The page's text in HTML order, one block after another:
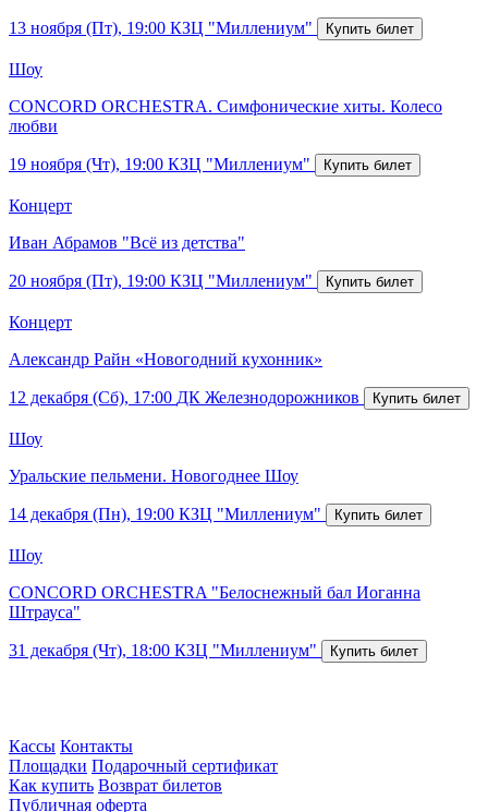
13 ноября (Пт), 19:00 КЗЦ "Миллениум"
Шоу
CONCORD ORCHESTRA. Симфонические хиты. Колесо
любви
19 ноября (Чт), 19:00 КЗЦ "Миллениум"
Концерт
Иван Абрамов "Всё из детства"
20 ноября (Пт), 19:00 КЗЦ "Миллениум"
Концерт
Александр Райн «Новогодний кухонник»
12 декабря (Сб), 17:00 ДК Железнодорожников
Шоу
Уральские пельмени. Новогоднее Шоу
14 декабря (Пн), 19:00 КЗЦ "Миллениум"
Шоу
CONCORD ORCHESTRA "Белоснежный бал Иоганна
Штрауса"
31 декабря (Чт), 18:00 КЗЦ "Миллениум"
Кассы Контакты
Площадки Подарочный сертификат
Как купить Возврат билетов
Публичная оферта